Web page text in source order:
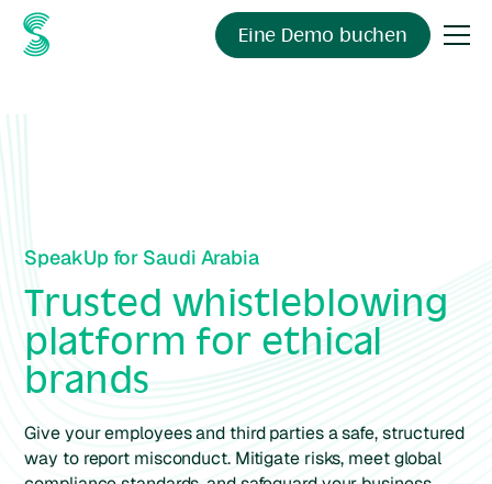
Eine Demo buchen
SpeakUp for Saudi Arabia
Trusted whistleblowing
platform for ethical
brands
Give your employees and third parties a safe, structured
way to report misconduct. Mitigate risks, meet global